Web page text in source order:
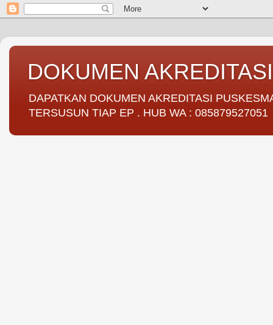
DOKUMEN
DAPATKAN DOKUMEN AKREDITASI
TERSUSUN TIAP EP . HUB WA : 085879527051